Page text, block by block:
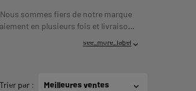
sommes fiers de notre marque
en plusieurs fois et livraison
see_more_label
Trier par : Meilleures ventes